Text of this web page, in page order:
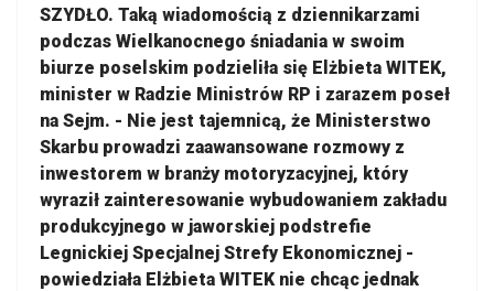
SZYDŁO. Taką wiadomością z dziennikarzami
podczas Wielkanocnego śniadania w swoim
biurze poselskim podzieliła się Elżbieta WITEK,
minister w Radzie Ministrów RP i zarazem poseł
na Sejm. - Nie jest tajemnicą, że Ministerstwo
Skarbu prowadzi zaawansowane rozmowy z
inwestorem w branży motoryzacyjnej, który
wyraził zainteresowanie wybudowaniem zakładu
produkcyjnego w jaworskiej podstrefie
Legnickiej Specjalnej Strefy Ekonomicznej -
powiedziała Elżbieta WITEK nie chcąc jednak